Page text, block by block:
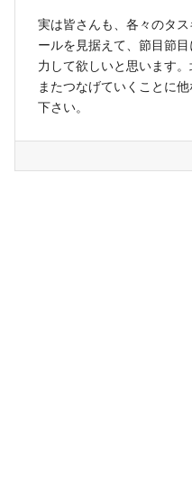
実は皆さんも、各々のタ
ールを見据えて、節目節
力して欲しいと思います
またつなげていくことに
下さい。